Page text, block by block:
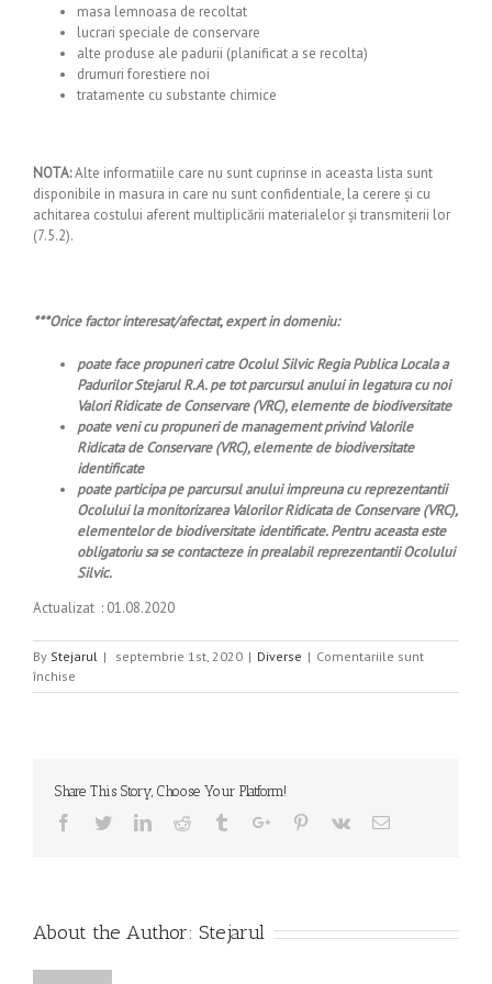
masa lemnoasa de recoltat
lucrari speciale de conservare
alte produse ale padurii (planificat a se recolta)
drumuri forestiere noi
tratamente cu substante chimice
NOTA:Alte informatiile care nu sunt cuprinse in aceasta lista sunt
disponibile in masura in care nu sunt confidentiale, la cerere și cu
achitarea costului aferent multiplicării materialelor și transmiterii lor
(7.5.2).
***Orice factor interesat/afectat, expert in domeniu:
poate face propuneri catreOcolul Silvic Regia Publica Locala a
Padurilor Stejarul R.A.pe tot parcursul anului in legatura cu noi
Valori Ridicate de Conservare (VRC), elemente de biodiversitate
poate veni cu propuneri de management privind Valorile
Ridicata de Conservare (VRC), elemente de biodiversitate
identificate
poate participa pe parcursul anului impreuna cu reprezentantii
Ocolului la monitorizarea Valorilor Ridicata de Conservare (VRC),
elementelor de biodiversitate identificate. Pentru aceasta este
obligatoriu sa se contacteze in prealabil reprezentantii Ocolului
Silvic.
Actualizat : 01.08.2020
By Stejarul | septembrie 1st, 2020 | Diverse | Comentariile sunt
închise
Lista
Share This Story, Choose Your Platform!
Facebook
TwitterLinkedinReddit TumblrGoogle+Pinterest
Vk Email
About the Author: Stejarul